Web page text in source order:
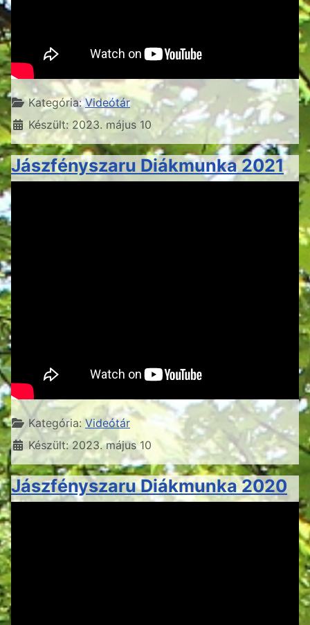
Részletek
Kategória:Videótár
Készült: 2023. május 10
Jászfényszaru Diákmunka 2021
Részletek
Kategória: Videótár
Készült: 2023. május 10
Jászfényszaru Diákmunka 2020